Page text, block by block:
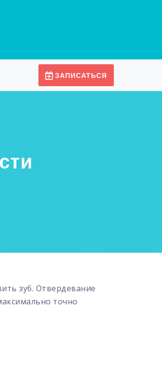
ЗАПИСАТЬСЯ
зуб. Отвердевание
точно